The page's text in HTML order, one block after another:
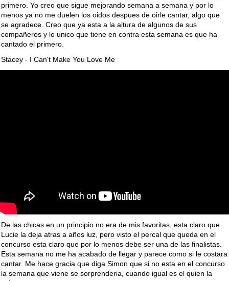
primero. Yo creo que sigue mejorando semana a semana y por lo
menos ya no me duelen los oidos despues de oirle cantar, algo que
se agradece. Creo que ya esta a la altura de algunos de sus
compañeros y lo unico que tiene en contra esta semana es que ha
cantado el primero.
Stacey - I Can't Make You Love Me
De las chicas en un principio no era de mis favoritas, esta claro que
Lucie la deja atras a años luz, pero visto el percal que queda en el
concurso esta claro que por lo menos debe ser una de las finalistas.
Esta semana no me ha acabado de llegar y parece como si le costara
cantar. Me hace gracia que diga Simon que si no esta en el concurso
la semana que viene se sorprenderia, cuando igual es el quien la